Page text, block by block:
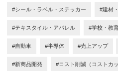
#シール・ラベル・ステッカー #建材
#テキスタイル・アパレル #学校・教
#自動車 #半導体 #売上アップ
#新商品開発 #コスト削減（コストカ